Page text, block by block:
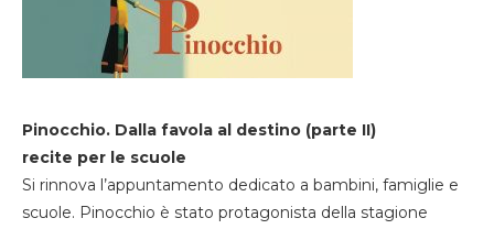
Pinocchio. Dalla favola al destino (parte II)
recite per le scuole
Si rinnova l’appuntamento dedicato a bambini, famiglie e
scuole. Pinocchio è stato protagonista della stagione